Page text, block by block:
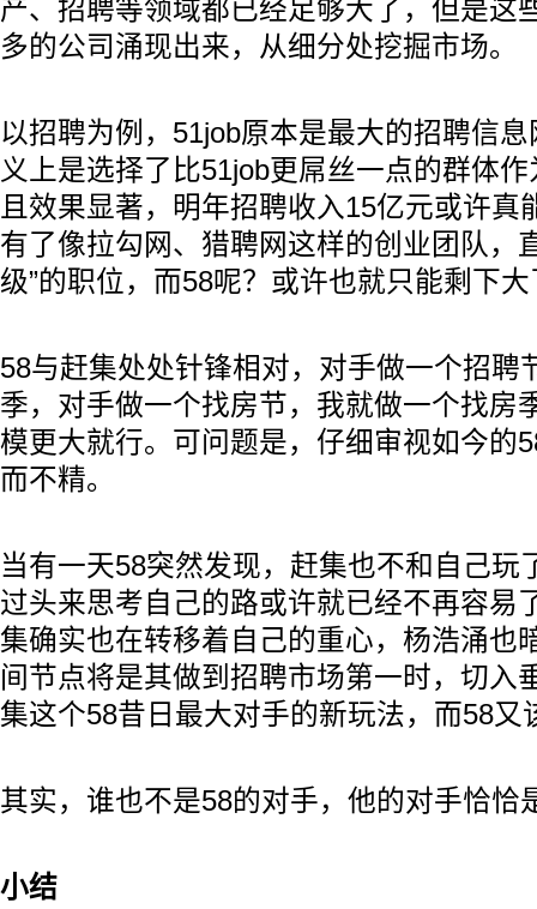
产、招聘等领域都已经足够大了，但是这
多的公司涌现出来，从细分处挖掘市场。
以招聘为例，51job原本是最大的招聘信
义上是选择了比51job更屌丝一点的群体
且效果显著，明年招聘收入15亿元或许真
有了像拉勾网、猎聘网这样的创业团队，
级”的职位，而58呢？或许也就只能剩下大
58与赶集处处针锋相对，对手做一个招聘
季，对手做一个找房节，我就做一个找房
模更大就行。可问题是，仔细审视如今的
而不精。
当有一天58突然发现，赶集也不和自己玩
过头来思考自己的路或许就已经不再容易
集确实也在转移着自己的重心，杨浩涌也
间节点将是其做到招聘市场第一时，切入
集这个58昔日最大对手的新玩法，而58又
其实，谁也不是58的对手，他的对手恰恰
小结